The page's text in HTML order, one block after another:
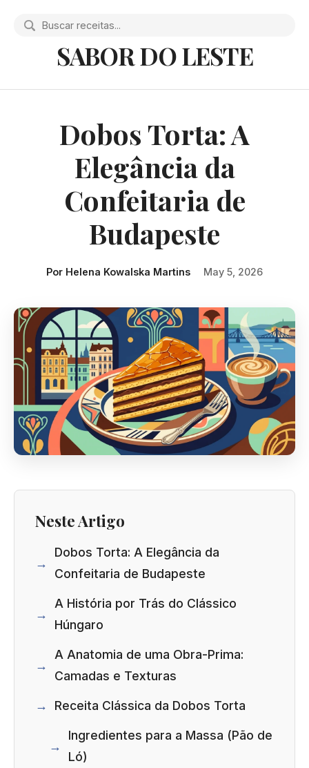
SABOR DO LESTE
Dobos Torta: A
Elegância da
Confeitaria de
Budapeste
Por Helena Kowalska Martins May 5, 2026
Neste Artigo
Dobos Torta: A Elegância da
Confeitaria de Budapeste
A História por Trás do Clássico
Húngaro
A Anatomia de uma Obra-Prima:
Camadas e Texturas
Receita Clássica da Dobos Torta
Ingredientes para a Massa (Pão de
Ló)